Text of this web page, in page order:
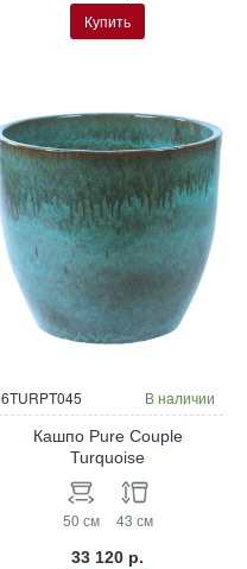
Купить
6TURPT045 В наличии
Кашпо Pure Couple
Turquoise
50 см 43 см
33 120 р.